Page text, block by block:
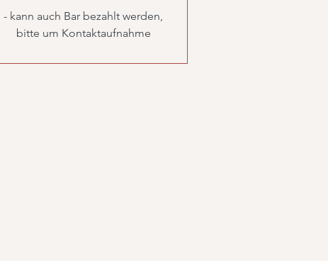
- kann auch Bar bezahlt werden,
bitte um Kontaktaufnahme